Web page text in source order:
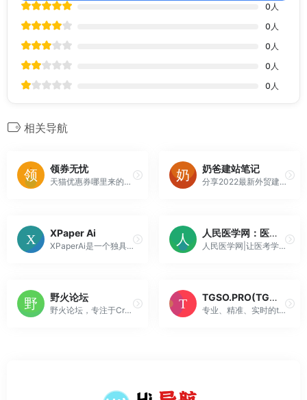
0 人
0 人
0 人
0 人
0 人
相关导航
领券无忧
天猫优惠券哪里来的，天猫优惠券怎么领取？上领券无忧（lq5u.com）啊！专业的天猫超市优惠券领取网站，领券无忧app汇聚全网天猫淘宝优惠券。天猫优惠券免费领取，享天猫商城优惠价。
奶爸建站笔记
分享2022最新外贸建站教程和经验，SOHO自己建网站的步骤，GoogleSEO教程，外贸网站营销推广方法；提供企业官网搭建、WordPress外贸网站建设和推广服务。
XPaper Ai
XPaperAi是一个独具特色的论文写作平台。它不仅为学生提供了丰富的学术资源，更通过先进的人工智能技术，帮助学生进行论文的构思、撰写与修改，快速生成论文的大纲、全文及开题报告。借助AI一键辅助创作功能，提高论文的写作效率，使得学生们能够更加专注于论文的内容和质量。为其量身定制个性化的写作指导，使每...
人民医学网：医考职业在线教育平台！
人民医学网|让医考学习变得轻松简单，上线医学教育课程有医师资格、健康管理师、药师资格、卫生资格、主治医师、药学职称、医学专升本、小儿推拿等，更多课程敬请期待。
野火论坛
野火论坛，专注于Creo、Pro/E软件的学习和交流，是国内最好的Creo,proe学习交流论坛，站内具有丰富的Creo及proe免费视频和在线图文教程资源，让我们一起把野火烧的更旺！
TGSO.PRO(TG搜索器）
专业、精准、实时的telegram在线搜索引擎